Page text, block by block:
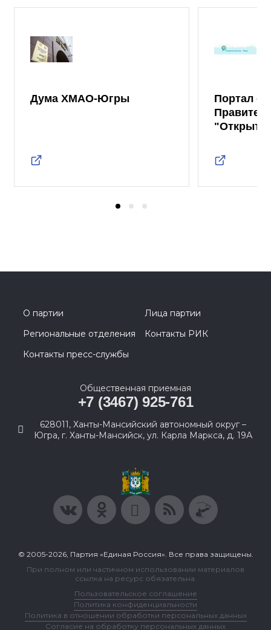
Дума ХМАО-Югры
Портал
О партии
Лица партии
Региональные отделения
Контакты РИК
Контакты пресс-службы
Общественная приемная
+7 (3467) 925-761
628011, Ханты-Мансийский автономный округ –
Югра, г. Ханты-Мансийск, ул. Карла Маркса, д. 19А
© 2005-2026, Партия «Единая Россия». Все права защищены.
При полном или частичном использовании материалов
ссылка на ресурс обязательна.
Пользовательское соглашение
Политика конфиденциальности
Политика в отношении обработки персональных данных
Согласие на обработку персональных данных